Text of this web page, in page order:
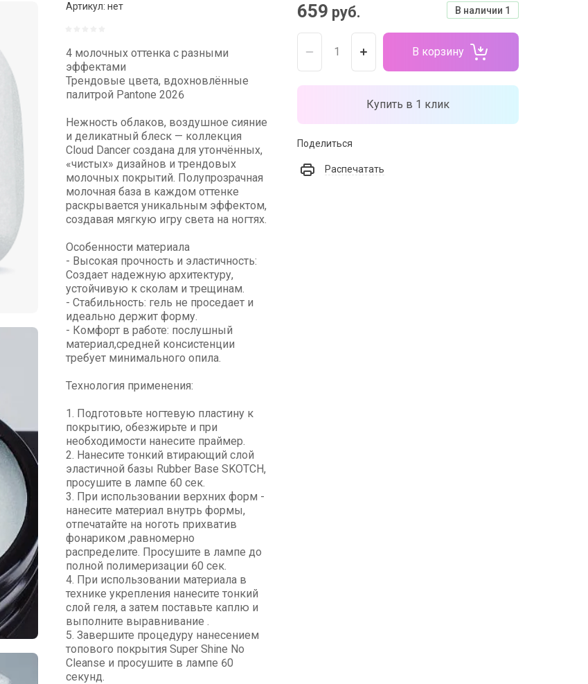
Артикул: нет
4 молочных оттенка с разными
эффектами
Трендовые цвета, вдохновлённые
палитрой Pantone 2026
Нежность облаков, воздушное сияние
и деликатный блеск — коллекция
Cloud Dancer создана для утончённых,
«чистых» дизайнов и трендовых
молочных покрытий. Полупрозрачная
молочная база в каждом оттенке
раскрывается уникальным эффектом,
создавая мягкую игру света на ногтях.
Особенности материала
- Высокая прочность и эластичность:
Создает надежную архитектуру,
устойчивую к сколам и трещинам.
- Стабильность: гель не проседает и
идеально держит форму.
- Комфорт в работе: послушный
материал,средней консистенции
требует минимального опила.
Технология применения:
1. Подготовьте ногтевую пластину к
покрытию, обезжирьте и при
необходимости нанесите праймер.
2. Нанесите тонкий втирающий слой
эластичной базы Rubber Base SKOTCH,
просушите в лампе 60 сек.
3. При использовании верхних форм -
нанесите материал внутрь формы,
отпечатайте на ноготь прихватив
фонариком ,равномерно
распределите. Просушите в лампе до
полной полимеризации 60 сек.
4. При использовании материала в
технике укрепления нанесите тонкий
слой геля, а затем поставьте каплю и
выполните выравнивание .
5. Завершите процедуру нанесением
топового покрытия Super Shine No
Cleanse и просушите в лампе 60
секунд.
В наличии 1
659 руб.
В корзину
Купить в 1 клик
Поделиться
Распечатать